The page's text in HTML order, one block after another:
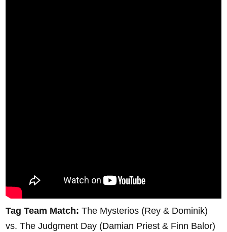
Tag Team Match: The Mysterios (Rey & Dominik)
vs. The Judgment Day (Damian Priest & Finn Balor)